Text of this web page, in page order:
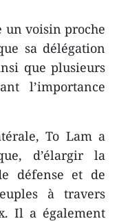
un voisin proche
sa délégation
que plusieurs
l’importance
To Lam a
d’élargir la
défense et de
à travers
Il a également